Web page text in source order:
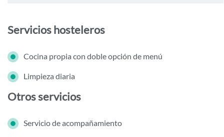
Servicios hosteleros
Cocina propia con doble opción de menú
Limpieza diaria
Otros servicios
Servicio de acompañamiento